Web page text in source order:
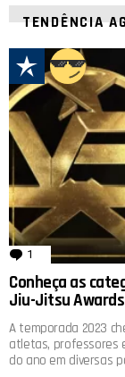
TENDÊNCIA
1 comentário
Conheça as
Jiu-Jitsu Awards
A temporada 2023
atletas, professores
do ano em diversas